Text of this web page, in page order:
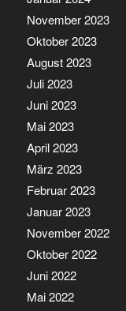
November 2023
Oktober 2023
August 2023
Juli 2023
Juni 2023
Mai 2023
April 2023
März 2023
Februar 2023
Januar 2023
November 2022
Oktober 2022
Juni 2022
Mai 2022